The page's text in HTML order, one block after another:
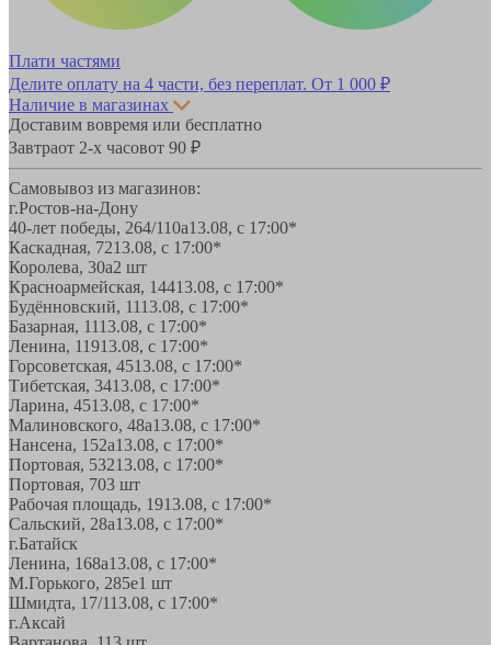
Плати частями
Делите оплату на 4 части, без переплат. От 1 000 ₽
Наличие в магазинах
Доставим вовремя или бесплатно
Завтраот 2-х часовот 90 ₽
Самовывоз из магазинов:
г.Ростов-на-Дону
40-лет победы, 264/110а13.08, с 17:00*
Каскадная, 7213.08, с 17:00*
Королева, 30а2 шт
Красноармейская, 14413.08, с 17:00*
Будённовский, 1113.08, с 17:00*
Базарная, 1113.08, с 17:00*
Ленина, 11913.08, с 17:00*
Горсоветская, 4513.08, с 17:00*
Тибетская, 3413.08, с 17:00*
Ларина, 4513.08, с 17:00*
Малиновского, 48а13.08, с 17:00*
Нансена, 152а13.08, с 17:00*
Портовая, 53213.08, с 17:00*
Портовая, 703 шт
Рабочая площадь, 1913.08, с 17:00*
Сальский, 28a13.08, с 17:00*
г.Батайск
Ленина, 168а13.08, с 17:00*
М.Горького, 285е1 шт
Шмидта, 17/113.08, с 17:00*
г.Аксай